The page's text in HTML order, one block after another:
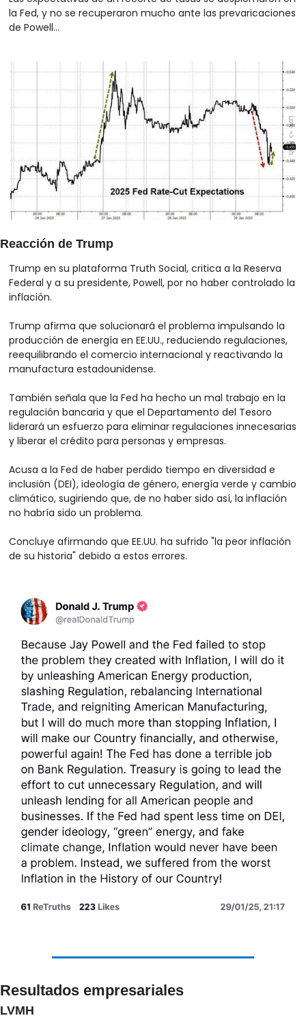
la Fed, y no se recuperaron mucho ante las prevaricaciones
de Powell...
Reacción de Trump
Trump en su plataforma Truth Social, critica a la Reserva
Federal y a su presidente, Powell, por no haber controlado la
inflación.
Trump afirma que solucionará el problema impulsando la
producción de energía en EE.UU., reduciendo regulaciones,
reequilibrando el comercio internacional y reactivando la
manufactura estadounidense.
También señala que la Fed ha hecho un mal trabajo en la
regulación bancaria y que el Departamento del Tesoro
liderará un esfuerzo para eliminar regulaciones innecesarias
y liberar el crédito para personas y empresas.
Acusa a la Fed de haber perdido tiempo en diversidad e
inclusión (DEI), ideología de género, energía verde y cambio
climático, sugiriendo que, de no haber sido así, la inflación
no habría sido un problema.
Concluye afirmando que EE.UU. ha sufrido "la peor inflación
de su historia" debido a estos errores.
Resultados empresariales
LVMH